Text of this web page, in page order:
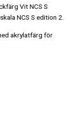
Vit NCS S
NCS S edition 2.
akrylatfärg för